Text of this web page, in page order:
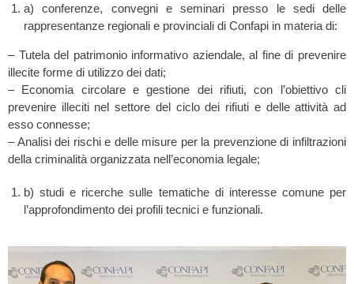
a) conferenze, convegni e seminari presso le sedi delle
rappresentanze regionali e provinciali di Confapi in materia di:
– Tutela del patrimonio informativo aziendale, al fine di prevenire
illecite forme di utilizzo dei dati;
– Economia circolare e gestione dei rifiuti, con l’obiettivo cli
prevenire illeciti nel settore del ciclo dei rifiuti e delle attività ad
esso connesse;
– Analisi dei rischi e delle misure per la prevenzione di infiltrazioni
della criminalità organizzata nell’economia legale;
b) studi e ricerche sulle tematiche di interesse comune per
l’approfondimento dei profili tecnici e funzionali.